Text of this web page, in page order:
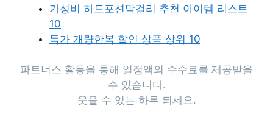
가성비 하드포션막걸리 추천 아이템 리스트
10
특가 개량한복 할인 상품 상위 10
파트너스 활동을 통해 일정액의 수수료를 제공받을
수 있습니다.
웃을 수 있는 하루 되세요.